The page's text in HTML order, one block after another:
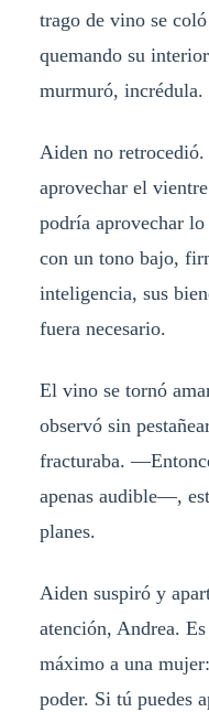
trago de vino se
quemando su
murmuró, incrédula.
Aiden no
aprovechar el
podría aprovechar
con un tono bajo,
inteligencia, sus
fuera necesario.
El vino se tornó
observó sin
fracturaba.
apenas audible—,
planes.
Aiden suspiró y
atención, Andrea.
máximo a una
poder. Si tú puedes